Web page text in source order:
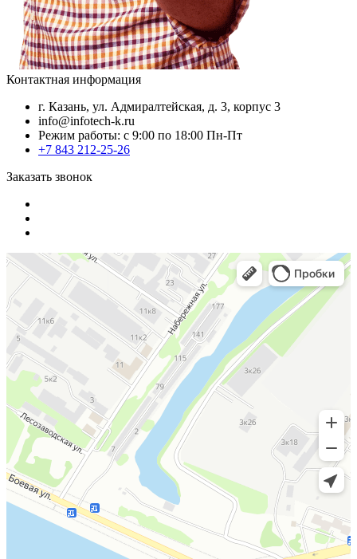
Контактная информация
г. Казань, ул. Адмиралтейская, д. 3, корпус 3
info@infotech-k.ru
Режим работы: с 9:00 по 18:00 Пн-Пт
+7 843 212-25-26
Заказать звонок